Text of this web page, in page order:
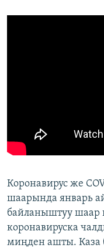
Коронавирус же
шаарында январь
байланыштуу шаар
коронавируска
миңден ашты. Каза